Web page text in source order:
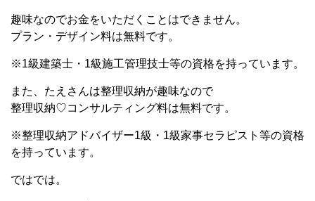
趣味なのでお金をいただくことはできません。
プラン・デザイン料は無料です。
※1級建築士・1級施工管理技士等の資格を持っています。
また、たえさんは整理収納が趣味なので
整理収納♡コンサルティング料は無料です。
※整理収納アドバイザー1級・1級家事セラピスト等の資格
を持っています。
ではでは。